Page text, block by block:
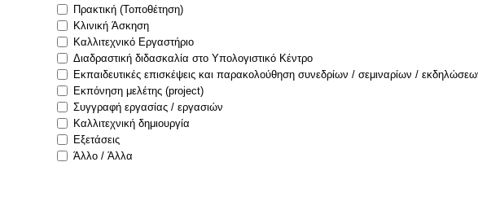
Πρακτική (Τοποθέτηση)
Κλινική Άσκηση
Καλλιτεχνικό Εργαστήριο
Διαδραστική διδασκαλία στο Υπολογιστικό Κέντρο
Εκπαιδευτικές επισκέψεις και παρακολούθηση συνεδρίων / σεμιναρίων /
Εκπόνηση μελέτης (project)
Συγγραφή εργασίας / εργασιών
Καλλιτεχνική δημιουργία
Εξετάσεις
Άλλο / Άλλα